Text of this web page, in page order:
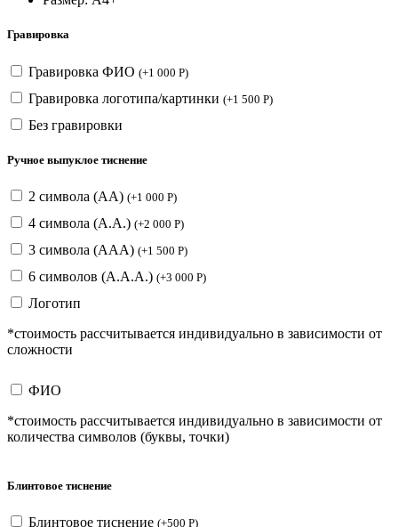
Гравировка
Гравировка ФИО (+1 000 Р)
Гравировка логотипа/картинки (+1 500 Р)
Без гравировки
Ручное выпуклое тиснение
2 символа (АА) (+1 000 Р)
4 символа (А.А.) (+2 000 Р)
3 символа (ААА) (+1 500 Р)
6 символов (А.А.А.) (+3 000 Р)
Логотип
*стоимость рассчитывается индивидуально в зависимости от
сложности
ФИО
*стоимость рассчитывается индивидуально в зависимости от
количества символов (буквы, точки)
Блинтовое тиснение
Блинтовое тиснение (+500 Р)